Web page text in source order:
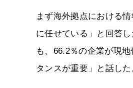
まず海外拠点における
に任せている」と回答
も、66.2％の企業が現
タンスが重要」と話した